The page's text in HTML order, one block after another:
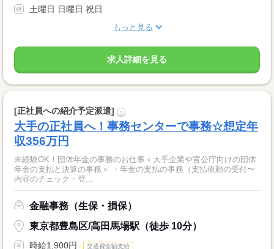
土曜日 日曜日 祝日
もっと見る
求人詳細を見る
[正社員への紹介予定派遣] ?
大手の正社員へ！事務センターで事務☆想定年
収356万円
未経験OK！団体年金の事務のお仕事＜大手企業や官公庁向けの団体
年金の支払と決算の事務＞ ・年金の支払の事務（支払依頼の受付〜
内容のチェック・登...
金融事務（生保・損保）
東京都豊島区/高田馬場駅（徒歩 10分）
時給1,900円 交通費全額支給